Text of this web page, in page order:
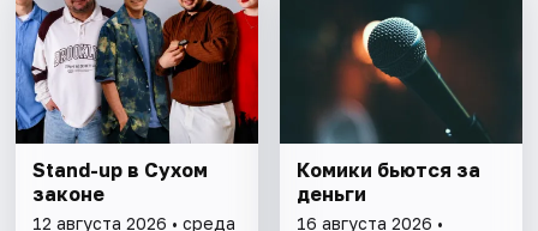
Stand-up в Сухом
законе
12 августа 2026 • среда
Комики бьются за
деньги
16 августа 2026 •